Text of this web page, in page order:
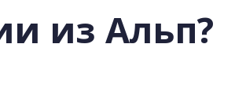
из Альп?